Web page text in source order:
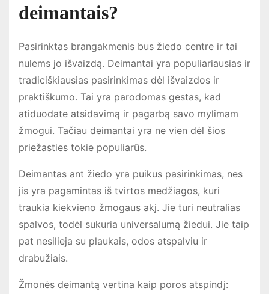
deimantais?
Pasirinktas brangakmenis bus žiedo centre ir tai
nulems jo išvaizdą. Deimantai yra populiariausias ir
tradiciškiausias pasirinkimas dėl išvaizdos ir
praktiškumo. Tai yra parodomas gestas, kad
atiduodate atsidavimą ir pagarbą savo mylimam
žmogui. Tačiau deimantai yra ne vien dėl šios
priežasties tokie populiarūs.
Deimantas ant žiedo yra puikus pasirinkimas, nes
jis yra pagamintas iš tvirtos medžiagos, kuri
traukia kiekvieno žmogaus akį. Jie turi neutralias
spalvos, todėl sukuria universalumą žiedui. Jie taip
pat nesilieja su plaukais, odos atspalviu ir
drabužiais.
Žmonės deimantą vertina kaip poros atspindį: